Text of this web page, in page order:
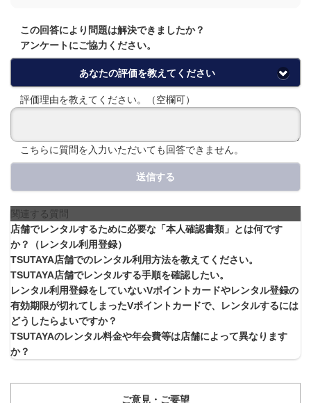
この回答により問題は解決できましたか？
アンケートにご協力ください。
あなたの評価を教えてください
評価理由を教えてください。（空欄可）
こちらに質問を入力いただいても回答できません。
送信する
関連する質問
店舗でレンタルするために必要な「本人確認書類」とは何です
か？（レンタル利用登録）
TSUTAYA店舗でのレンタル利用方法を教えてください。
TSUTAYA店舗でレンタルする手順を確認したい。
レンタル利用登録をしていないVポイントカードやレンタル登録の
有効期限が切れてしまったVポイントカードで、レンタルするには
どうしたらよいですか？
TSUTAYAのレンタル料金や年会費等は店舗によって異なります
か？
ご意見・ご要望